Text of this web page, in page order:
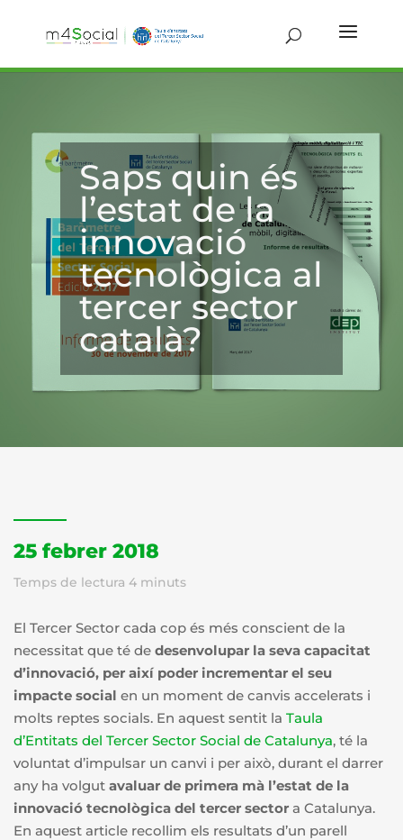
Saps quin és
l’estat de la
innovació
tecnològica al
tercer sector
català?
25 febrer 2018
Temps de lectura 4 minuts
El Tercer Sector cada cop és més conscient de la
necessitat que té de desenvolupar la seva capacitat
d’innovació, per així poder incrementar el seu
impacte social en un moment de canvis accelerats i
molts reptes socials. En aquest sentit la Taula
d’Entitats del Tercer Sector Social de Catalunya, té la
voluntat d’impulsar un canvi i per això, durant el darrer
any ha volgut avaluar de primera mà l’estat de la
innovació tecnològica del tercer sector a Catalunya.
En aquest article recollim els resultats d’un parell